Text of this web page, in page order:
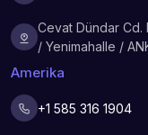
Cevat Dündar Cd.
/ Yenimahalle /
Amerika
+1 585 316 1904